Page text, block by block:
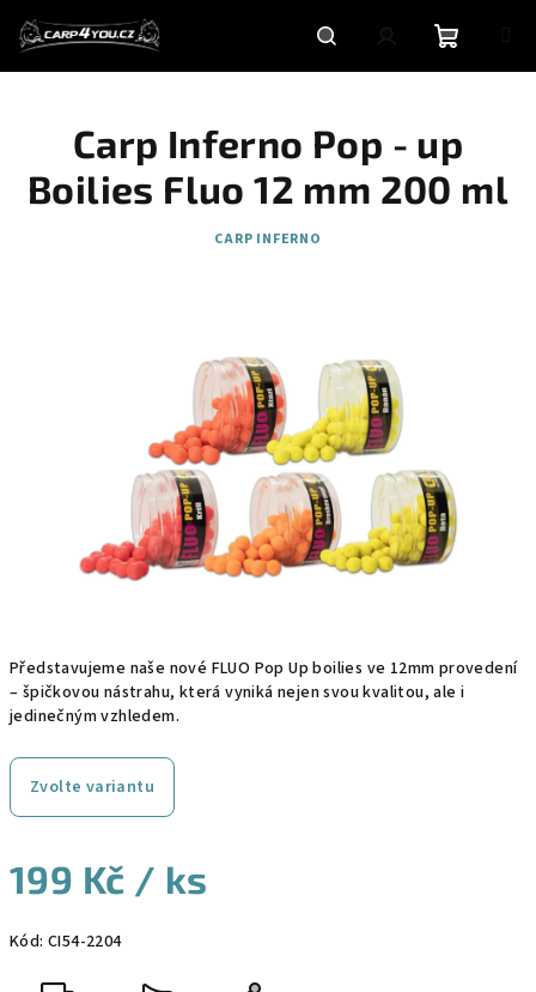
obsah
HledatPřihlášeníNákupní
košík
Představujeme naše nové FLUO Pop Up boilies ve 12mm provedení
– špičkovou nástrahu, která vyniká nejen svou kvalitou, ale i
jedinečným vzhledem.
Zvolte variantu
199 Kč / ks
cena:
Kód: CI54-2204
Carp Inferno Pop - up
Boilies Fluo 12 mm 200 ml
CARP INFERNO